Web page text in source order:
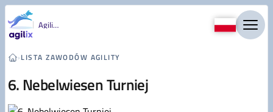
Przejdź do treści
Agility
›LISTA ZAWODÓW AGILITY
6. Nebelwiesen Turniej